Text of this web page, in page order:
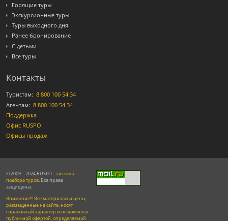
Горящие туры
Экскурсионные туры
Туры выходного дня
Ранее бронирование
С детьми
Все туры
Контакты
Туристам: 8 800 100 54 34
Агентам: 8 800 100 54 34
Поддержка
Офис RUSPO
Офисы продаж
© 2009—2024 RUSPO – система
подбора туров. Все права
защищены.
Внимание!!! Все материалы и цены,
размещенные на сайте, носят
справочный характер и не являются
публичной офертой, определяемой